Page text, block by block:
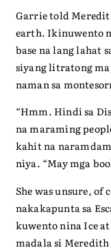
Garrie told
earth. Ikinuwento
base na lang lahat
siyang litratong
naman sa
“Hmm. Hindi sa
na maraming
kahit na
niya. “May mga
She was unsure, of
nakakapunta sa
kuwento nina Ice
madala si Meredith